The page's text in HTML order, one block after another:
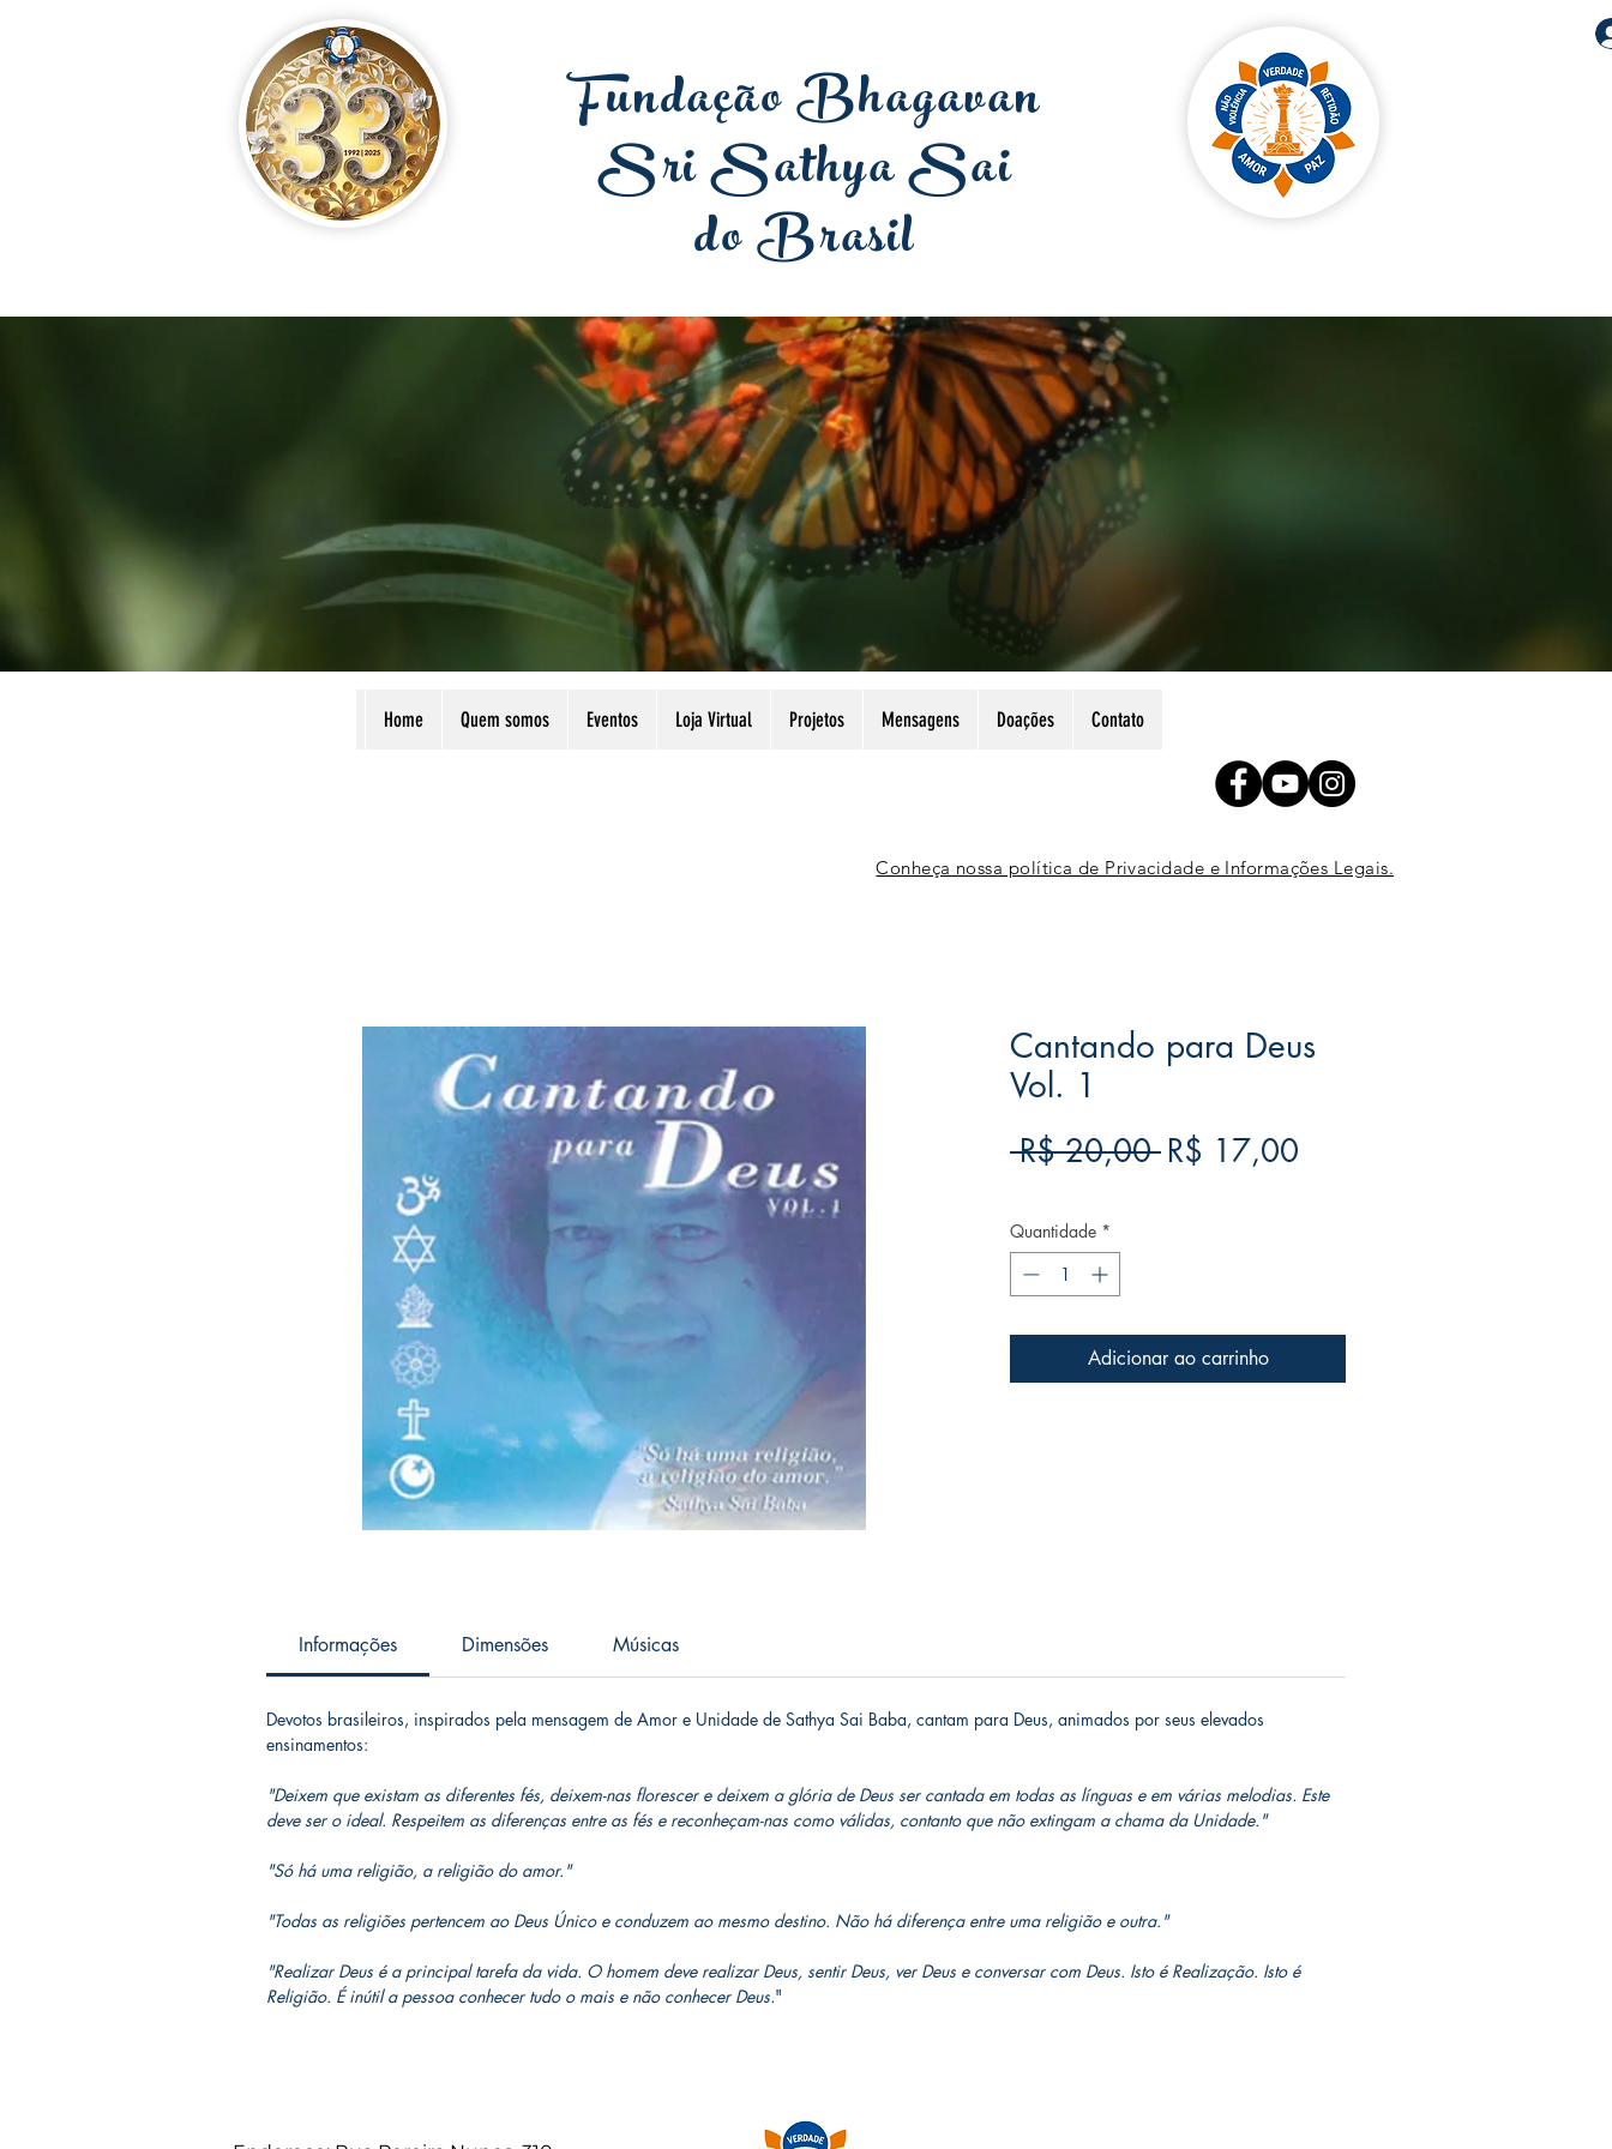
Fundação Bhagavan
Sri Sathya Sai
do Brasil
Home Quem somos Eventos Loja Virtual Projetos Mensagens Doações Contato
Cantando para Deus
Vol. 1
R$ 20,00 Preço
R$ 17,00
Quantidade *
Adicionar ao carrinho
Informações Dimensões Músicas
Devotos brasileiros, inspirados pela mensagem de Amor e Unidade de Sathya Sai Baba, cantam para Deus, animados por seus elevados
ensinamentos:
"Deixem que existam as diferentes fés, deixem-nas florescer e deixem a glória de Deus ser cantada em todas as línguas e em várias melodias. Este
deve ser o ideal. Respeitem as diferenças entre as fés e reconheçam-nas como válidas, contanto que não extingam a chama da Unidade."
"Só há uma religião, a religião do amor."
"Todas as religiões pertencem ao Deus Único e conduzem ao mesmo destino. Não há diferença entre uma religião e outra."
"Realizar Deus é a principal tarefa da vida. O homem deve realizar Deus, sentir Deus, ver Deus e conversar com Deus. Isto é Realização. Isto é
Religião. É inútil a pessoa conhecer tudo o mais e não conhecer Deus."
Conheça nossa política de Privacidade e Informações Legais.